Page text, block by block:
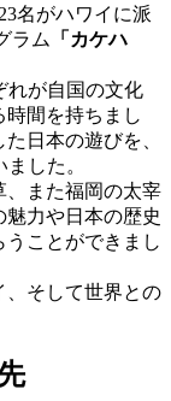
名がハワイに派
ラム
「カケハ
が自国の文化
間を持ちまし
日本の遊びを、
した。
また福岡の太宰
力や日本の歴史
ことができまし
そして世界との